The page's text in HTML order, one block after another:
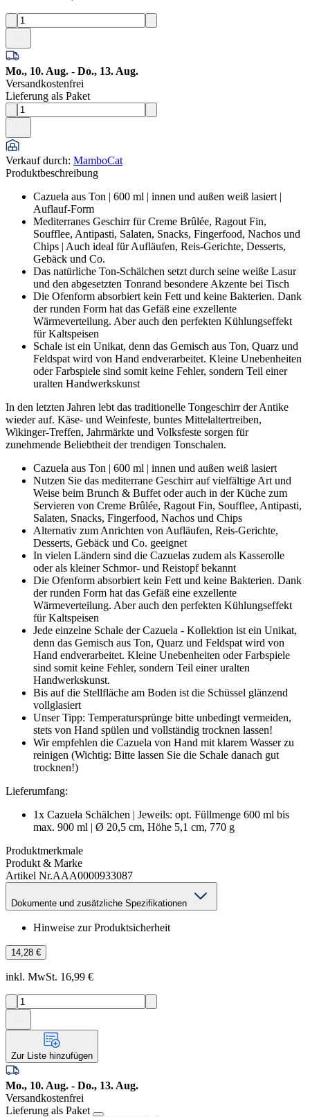
Mo., 10. Aug. - Do., 13. Aug.
Versandkostenfrei
Lieferung als Paket
Verkauf durch: MamboCat
Produktbeschreibung
Cazuela aus Ton | 600 ml | innen und außen weiß lasiert |
Auflauf-Form
Mediterranes Geschirr für Creme Brûlée, Ragout Fin,
Soufflee, Antipasti, Salaten, Snacks, Fingerfood, Nachos und
Chips | Auch ideal für Aufläufen, Reis-Gerichte, Desserts,
Gebäck und Co.
Das natürliche Ton-Schälchen setzt durch seine weiße Lasur
und den abgesetzten Tonrand besondere Akzente bei Tisch
Die Ofenform absorbiert kein Fett und keine Bakterien. Dank
der runden Form hat das Gefäß eine exzellente
Wärmeverteilung. Aber auch den perfekten Kühlungseffekt
für Kaltspeisen
Schale ist ein Unikat, denn das Gemisch aus Ton, Quarz und
Feldspat wird von Hand endverarbeitet. Kleine Unebenheiten
oder Farbspiele sind somit keine Fehler, sondern Teil einer
uralten Handwerkskunst
In den letzten Jahren lebt das traditionelle Tongeschirr der Antike
wieder auf. Käse- und Weinfeste, buntes Mittelaltertreiben,
Wikinger-Treffen, Jahrmärkte und Volksfeste sorgen für
zunehmende Beliebtheit der trendigen Tonschalen.
Cazuela aus Ton | 600 ml | innen und außen weiß lasiert
Nutzen Sie das mediterrane Geschirr auf vielfältige Art und
Weise beim Brunch & Buffet oder auch in der Küche zum
Servieren von Creme Brûlée, Ragout Fin, Soufflee, Antipasti,
Salaten, Snacks, Fingerfood, Nachos und Chips
Alternativ zum Anrichten von Aufläufen, Reis-Gerichte,
Desserts, Gebäck und Co. geeignet
In vielen Ländern sind die Cazuelas zudem als Kasserolle
oder als kleiner Schmor- und Reistopf bekannt
Die Ofenform absorbiert kein Fett und keine Bakterien. Dank
der runden Form hat das Gefäß eine exzellente
Wärmeverteilung. Aber auch den perfekten Kühlungseffekt
für Kaltspeisen
Jede einzelne Schale der Cazuela - Kollektion ist ein Unikat,
denn das Gemisch aus Ton, Quarz und Feldspat wird von
Hand endverarbeitet. Kleine Unebenheiten oder Farbspiele
sind somit keine Fehler, sondern Teil einer uralten
Handwerkskunst.
Bis auf die Stellfläche am Boden ist die Schüssel glänzend
vollglasiert
Unser Tipp: Temperatursprünge bitte unbedingt vermeiden,
stets von Hand spülen und vollständig trocknen lassen!
Wir empfehlen die Cazuela von Hand mit klarem Wasser zu
reinigen (Wichtig: Bitte lassen Sie die Schale danach gut
trocknen!)
Lieferumfang:
1x Cazuela Schälchen | Jeweils: opt. Füllmenge 600 ml bis
max. 900 ml | Ø 20,5 cm, Höhe 5,1 cm, 770 g
Produktmerkmale
Produkt & Marke
Artikel Nr.AAA0000933087
Dokumente und zusätzliche Spezifikationen
Hinweise zur Produktsicherheit
14,28 €
inkl. MwSt. 16,99 €
Zur Liste hinzufügen
Mo., 10. Aug. - Do., 13. Aug.
Versandkostenfrei
Lieferung als Paket